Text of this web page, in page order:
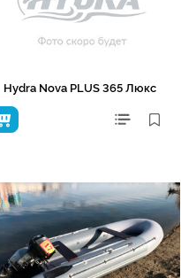
Hydra Nova PLUS 365 Люкс